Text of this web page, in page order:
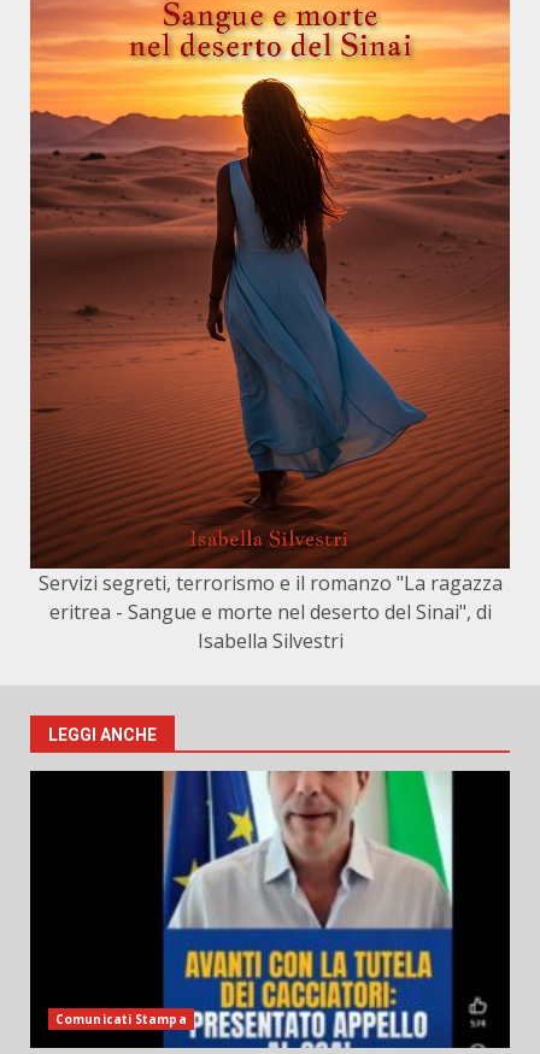
Servizi segreti, terrorismo e il romanzo "La ragazza
eritrea - Sangue e morte nel deserto del Sinai", di
Isabella Silvestri
LEGGI ANCHE
Comunicati Stampa